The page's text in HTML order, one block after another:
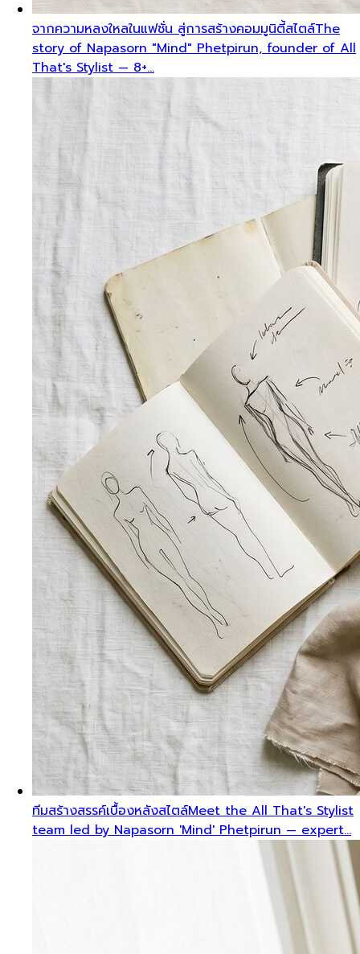
จากความหลงใหลในแฟชั่น สู่การสร้างคอมมูนิตี้สไตล์The
story of Napasorn "Mind" Phetpirun, founder of All
That's Stylist — 8+…
ทีมสร้างสรรค์เบื้องหลังสไตล์Meet the All That's Stylist
team led by Napasorn 'Mind' Phetpirun — expert…